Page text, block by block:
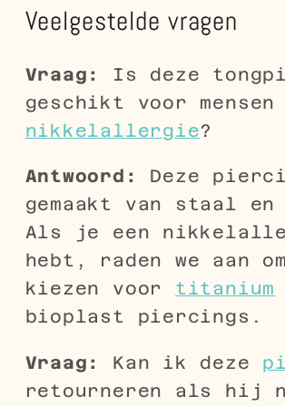
Veelgestelde vragen
Vraag:
Is deze
geschikt voor mensen
nikkelallergie?
Antwoord:
Deze
gemaakt van staal
Als je een
hebt, raden we aan
kiezen voor titanium
bioplast piercings.
Vraag: Kan ik deze
retourneren als hij